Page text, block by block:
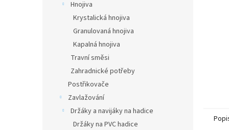
Hnojiva
Krystalická hnojiva
Granulovaná hnojiva
Kapalná hnojiva
Travní směsi
Zahradnické potřeby
Postřikovače
Zavlažování
Držáky a navijáky na hadice
Držáky na PVC hadice